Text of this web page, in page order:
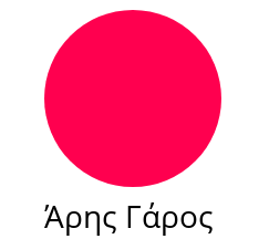
Άρης Γάρος